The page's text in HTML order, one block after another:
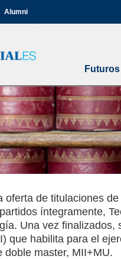
Alumni
en
oferta de titulaciones
íntegramente,
Una vez finalizados,
que habilita para el
doble master, MII+MU.